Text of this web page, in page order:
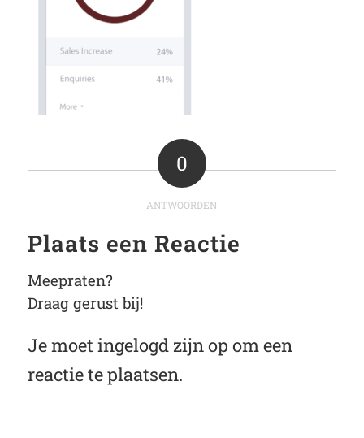
0
ANTWOORDEN
Plaats een Reactie
Meepraten?
Draag gerust bij!
Je moet ingelogd zijn op om een
reactie te plaatsen.